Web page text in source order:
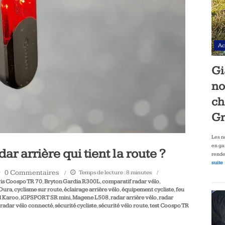
arrière qui tient la route ?
0 Commentaires Temps de lecture :8 minutes
Coospo TR 70,Bryton Gardia R300L,comparatif radar vélo,
,cyclisme sur route,éclairage arrière vélo,équipement cycliste,feu
Karoo,iGPSPORT SR mini,Magene L508,radar arrière vélo,radar
radar vélo connecté,sécurité cycliste,sécurité vélo route,test Coospo TR
Les
en